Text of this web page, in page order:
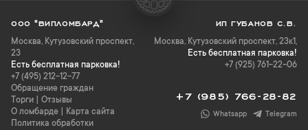
ООО "ВИПЛОМБАРД"
Москва, Кутузовский проспект,
23
Есть бесплатная парковка!
+7 (495) 212-12-77
Обращение граждан
Торги
Отзывы
О ломбарде
Карта сайта
Политика обработки
ИП ГУБАНОВ С.В.
Москва, Кутузовский проспект, 23к1,
Есть бесплатная парковка!
+7 (925) 761-22-06
+7 (985) 766-28-82
Whatsapp Telegram